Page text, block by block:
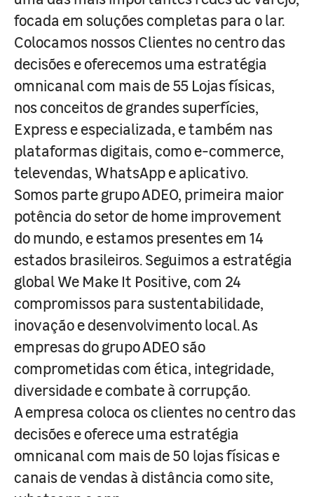
focada em soluções completas para o lar.
Colocamos nossos Clientes no centro das
decisões e oferecemos uma estratégia
omnicanal com mais de 55 Lojas físicas,
nos conceitos de grandes superfícies,
Express e especializada, e também nas
plataformas digitais, como e-commerce,
televendas, WhatsApp e aplicativo.
Somos parte grupo ADEO, primeira maior
potência do setor de home improvement
do mundo, e estamos presentes em 14
estados brasileiros. Seguimos a estratégia
global We Make It Positive, com 24
compromissos para sustentabilidade,
inovação e desenvolvimento local. As
empresas do grupo ADEO são
comprometidas com ética, integridade,
diversidade e combate à corrupção.
A empresa coloca os clientes no centro das
decisões e oferece uma estratégia
omnicanal com mais de 50 lojas físicas e
canais de vendas à distância como site,